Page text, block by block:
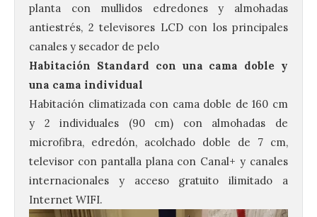
planta con mullidos edredones y almohadas
antiestrés, 2 televisores LCD con los principales
canales y secador de pelo
Habitación Standard con una cama doble y
una cama individual
Habitación climatizada con cama doble de 160 cm
y 2 individuales (90 cm) con almohadas de
microfibra, edredón, acolchado doble de 7 cm,
televisor con pantalla plana con Canal+ y canales
internacionales y acceso gratuito ilimitado a
Internet WIFI.